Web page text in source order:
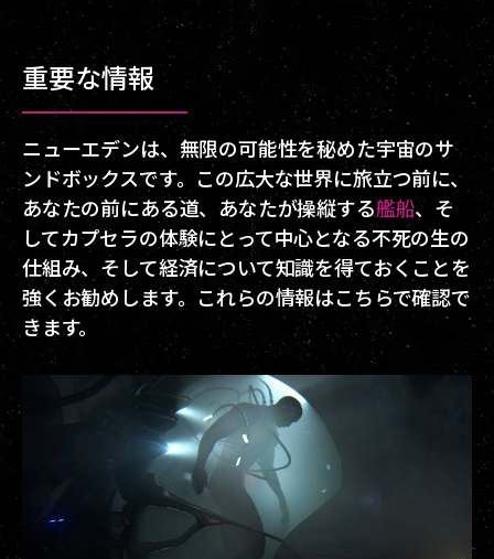
重要な情報
ニューエデンは、無限の可能性を秘めた宇宙のサ
ンドボックスです。この広大な世界に旅立つ前に、
あなたの前にある道、あなたが操縦する艦船、そ
してカプセラの体験にとって中心となる不死の生の
仕組み、そして経済について知識を得ておくことを
強くお勧めします。これらの情報はこちらで確認で
きます。